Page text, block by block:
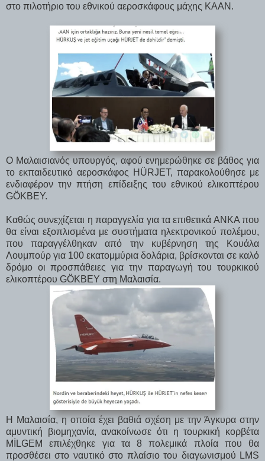
στο πιλοτήριο του εθνικού αεροσκάφους μάχης KAAN.
Ο Μαλαισιανός υπουργός, αφού ενημερώθηκε σε βάθος για
το εκπαιδευτικό αεροσκάφος HÜRJET, παρακολούθησε με
ενδιαφέρον την πτήση επίδειξης του εθνικού ελικοπτέρου
GÖKBEY.
Καθώς συνεχίζεται η παραγγελία για τα επιθετικά ΑΝΚΑ που
θα είναι εξοπλισμένα με συστήματα ηλεκτρονικού πολέμου,
που παραγγέλθηκαν από την κυβέρνηση της Κουάλα
Λουμπούρ για 100 εκατομμύρια δολάρια, βρίσκονται σε καλό
δρόμο οι προσπάθειες για την παραγωγή του τουρκικού
ελικοπτέρου GÖKBEY στη Μαλαισία.
Η Μαλαισία, η οποία έχει βαθιά σχέση με την Άγκυρα στην
αμυντική βιομηχανία, ανακοίνωσε ότι η τουρκική κορβέτα
MİLGEM επιλέχθηκε για τα 8 πολεμικά πλοία που θα
προσθέσει στο ναυτικό στο πλαίσιο του διαγωνισμού LMS